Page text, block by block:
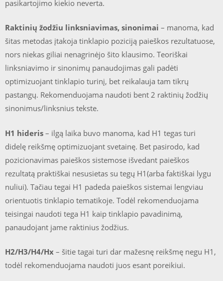
pasikartojimo kiekio neverta.
Raktinių žodžiu linksniavimas, sinonimai – manoma, kad
šitas metodas įtakoja tinklapio poziciją paieškos rezultatuose,
nors niekas giliai nenagrinėjo šito klausimo. Teoriškai
linksniavimo ir sinonimų panaudojimas gali padėti
optimizuojant tinklapio turinį, bet reikalauja tam tikrų
pastangų. Rekomenduojama naudoti bent 2 raktinių žodžių
sinonimus/linksnius tekste.
H1 hideris – ilgą laika buvo manoma, kad H1 tegas turi
didelę reikšmę optimizuojant svetainę. Bet pasirodo, kad
pozicionavimas paieškos sistemose išvedant paieškos
rezultatą praktiškai nesusietas su tegų H1(arba faktiškai lygu
nuliui). Tačiau tegai H1 padeda paieškos sistemai lengviau
orientuotis tinklapio tematikoje. Todėl rekomenduojama
teisingai naudoti tega H1 kaip tinklapio pavadinimą,
panaudojant jame raktinius žodžius.
H2/H3/H4/Hx – šitie tagai turi dar mažesnę reikšmę negu H1,
todėl rekomenduojama naudoti juos esant poreikiui.